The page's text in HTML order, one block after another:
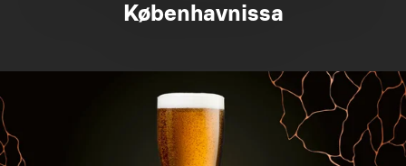
Københavnissa